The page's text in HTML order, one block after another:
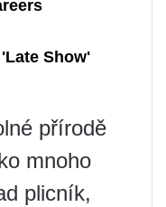
přírodě
mnoho
plicník,